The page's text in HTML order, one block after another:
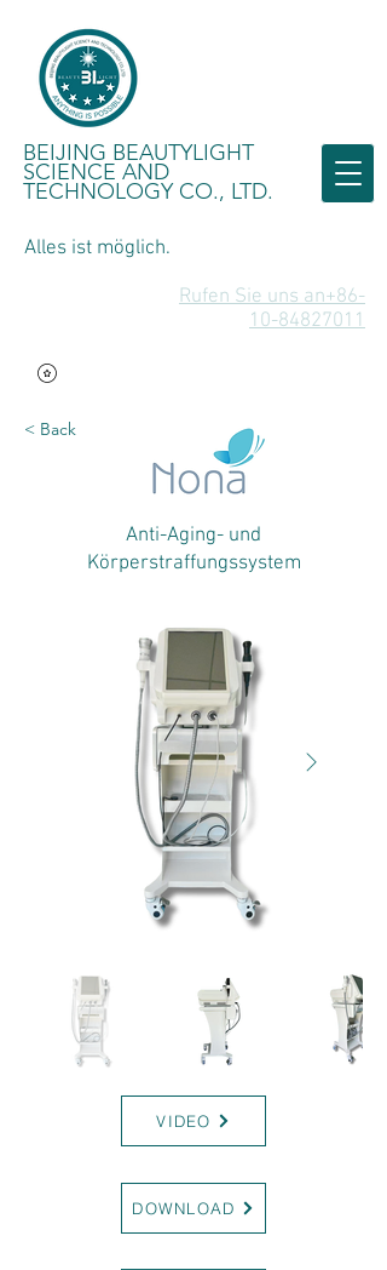
BEIJING BEAUTYLIGHT
SCIENCE AND
TECHNOLOGY CO., LTD.
Alles ist möglich.
Rufen Sie uns an+86-
10-84827011
< Back
Anti-Aging- und
Körperstraffungssystem
IDIBA-ONE+
VIDEO
DOWNLOAD